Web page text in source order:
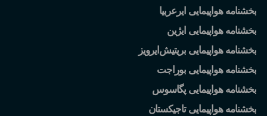
بخشنامه هواپیمایی ایرعربیا
بخشنامه هواپیمایی ایژین
بخشنامه هواپیمایی بریتیش ایرویز
بخشنامه هواپیمایی بوراجت
بخشنامه هواپیمایی پگاسوس
بخشنامه هواپیمایی تاجیکستان